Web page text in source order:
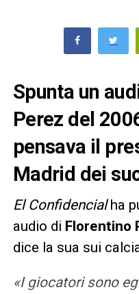
Spunta un
Perez del
pensava il
Madrid dei
El Confidencialha
audio di Florentino
dice la sua sui
«I giocatori sono